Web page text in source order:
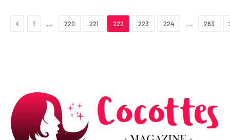
Previous
1 220 221 222 223 224 283